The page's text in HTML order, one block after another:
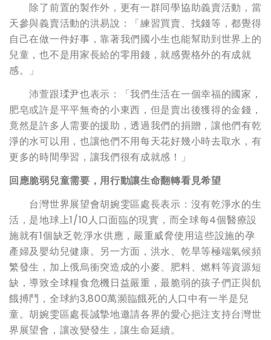
除了前置的製作外，更有一群同學協助義賣活動，當
天參與義賣活動的洪易說：「練習買賣、找錢等，都覺得
自己在做一件好事，靠著我們國小生也能幫助到世界上的
兒童，也不是用家長給的零用錢，就感覺格外的有成就
感。」
沛萱跟瑈尹也表示：「我們生活在一個幸福的國家，
肥皂或許是平平無奇的小東西，但是賣出後獲得的金錢，
竟然是許多人需要的援助，透過我們的捐贈，讓他們有乾
淨的水可以用，也讓他們不用每天花好幾小時去取水，有
更多的時間學習，讓我們很有成就感！」
回應脆弱兒童需要，用行動讓生命翻轉看見希望
台灣世界展望會胡婉雯區處長表示：沒有乾淨水的生
活，是地球上1/10人口面臨的現實，而全球每4個醫療設
施就有1個缺乏乾淨水供應，嚴重威脅使用這些設施的孕
產婦及嬰幼兒健康。另一方面，洪水、乾旱等極端氣候頻
繁發生，加上俄烏衝突造成的小麥、肥料、燃料等資源短
缺，導致全球糧食危機日益嚴重，最脆弱的孩子們正與飢
餓搏鬥，全球約3,800萬瀕臨餓死的人口中有一半是兒
童。胡婉雯區處長誠摯地邀請各界的愛心挹注支持台灣世
界展望會，讓改變發生，讓生命延續。